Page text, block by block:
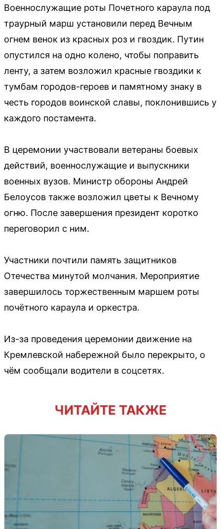
Военнослужащие роты Почетного караула под
траурный марш установили перед Вечным
огнем венок из красных роз и гвоздик. Путин
опустился на одно колено, чтобы поправить
ленту, а затем возложил красные гвоздики к
тумбам городов-героев и памятному знаку в
честь городов воинской славы, поклонившись у
каждого постамента.
В церемонии участвовали ветераны боевых
действий, военнослужащие и выпускники
военных вузов. Министр обороны Андрей
Белоусов также возложил цветы к Вечному
огню. После завершения президент коротко
переговорил с ним.
Участники почтили память защитников
Отечества минутой молчания. Мероприятие
завершилось торжественным маршем роты
почётного караула и оркестра.
Из-за проведения церемонии движение на
Кремлевской набережной было перекрыто, о
чём сообщали водители в соцсетях.
ЧИТАЙТЕ ТАКЖЕ